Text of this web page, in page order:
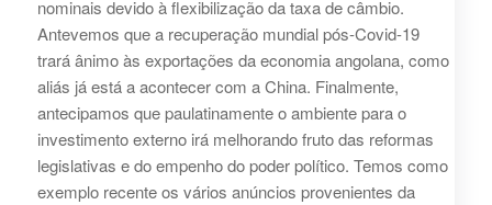
nominais devido à flexibilização da taxa de câmbio.
Antevemos que a recuperação mundial pós-Covid-19
trará ânimo às exportações da economia angolana, como
aliás já está a acontecer com a China. Finalmente,
antecipamos que paulatinamente o ambiente para o
investimento externo irá melhorando fruto das reformas
legislativas e do empenho do poder político. Temos como
exemplo recente os vários anúncios provenientes da